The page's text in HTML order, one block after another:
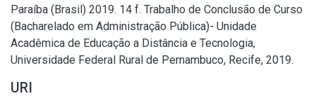
Paraíba (Brasil) 2019. 14 f. Trabalho de Conclusão de Curso
(Bacharelado em Administração Pública)- Unidade
Acadêmica de Educação a Distância e Tecnologia,
Universidade Federal Rural de Pernambuco, Recife, 2019.
URI